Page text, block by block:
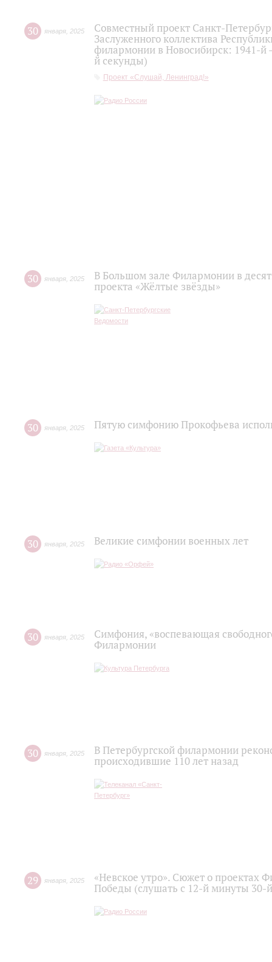
30 января 2025
Совместный проект Санкт-
Заслуженного коллектива
филармонии в Новосибирск: 1941-
й секунды)
Проект «Слушай, Ленинград!»
30 января 2025
В Большом зале Филармонии в
проекта «Жёлтые звёзды»
30 января 2025 Пятую симфонию Прокофьева
30 января 2025 Великие симфонии военных лет
30 января 2025
Симфония, «воспевающая
Филармонии
30 января 2025
В Петербургской филармонии
происходившие 110 лет назад
29 января 2025
«Невское утро». Сюжет о проектах
Победы (слушать с 12-й минуты 30-